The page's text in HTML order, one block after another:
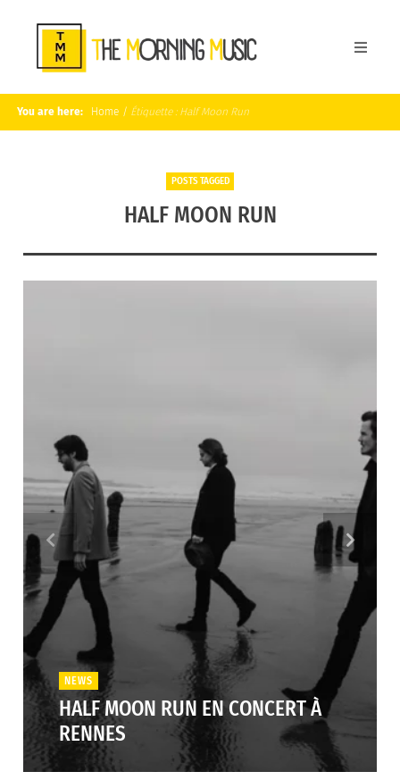
You are here: Home / Étiquette : Half Moon Run
POSTS TAGGED
HALF MOON RUN
NEWS
HALF MOON RUN EN CONCERT À
RENNES